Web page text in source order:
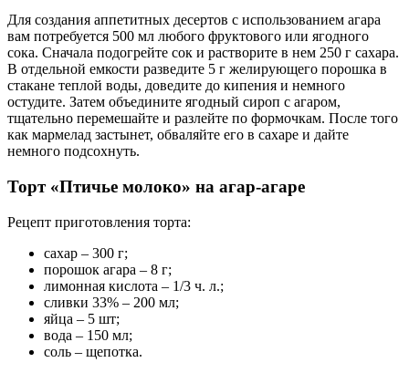
Для создания аппетитных десертов с использованием агара
вам потребуется 500 мл любого фруктового или ягодного
сока. Сначала подогрейте сок и растворите в нем 250 г сахара.
В отдельной емкости разведите 5 г желирующего порошка в
стакане теплой воды, доведите до кипения и немного
остудите. Затем объедините ягодный сироп с агаром,
тщательно перемешайте и разлейте по формочкам. После того
как мармелад застынет, обваляйте его в сахаре и дайте
немного подсохнуть.
Торт «Птичье молоко» на агар-агаре
Рецепт приготовления торта:
сахар – 300 г;
порошок агара – 8 г;
лимонная кислота – 1/3 ч. л.;
сливки 33% – 200 мл;
яйца – 5 шт;
вода – 150 мл;
соль – щепотка.